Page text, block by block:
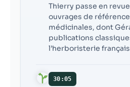
Thierry passe en
ouvrages de
médicinales, dont
publications
l’herboristerie
30:05